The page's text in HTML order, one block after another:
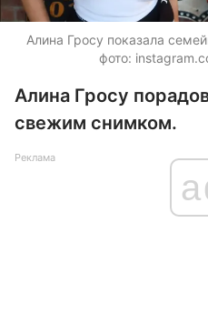
Алина Гросу показала
фото:
Алина Гросу
свежим снимком.
Реклама